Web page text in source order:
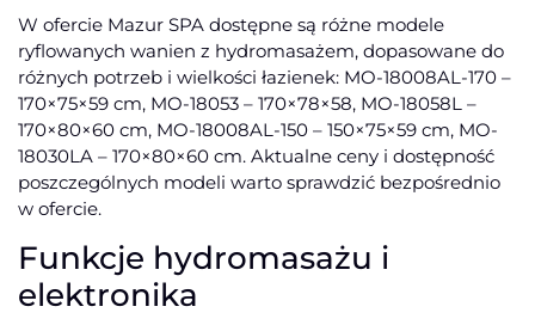
W ofercie Mazur SPA dostępne są różne modele
ryflowanych wanien z hydromasażem, dopasowane do
różnych potrzeb i wielkości łazienek: MO-18008AL-170 –
170×75×59 cm, MO-18053 – 170×78×58, MO-18058L –
170×80×60 cm, MO-18008AL-150 – 150×75×59 cm, MO-
18030LA – 170×80×60 cm. Aktualne ceny i dostępność
poszczególnych modeli warto sprawdzić bezpośrednio
w ofercie.
Funkcje hydromasażu i
elektronika